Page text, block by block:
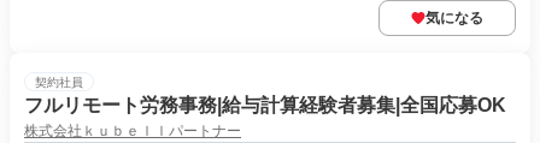
気になる
契約社員
フルリモート労務事務|給与計算経験者募集|全国応募OK
株式会社ｋｕｂｅｌｌパートナー